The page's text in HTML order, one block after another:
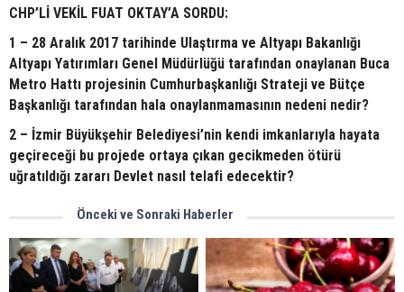
CHP’Lİ VEKİL FUAT OKTAY’A SORDU:
1 – 28 Aralık 2017 tarihinde Ulaştırma ve Altyapı Bakanlığı
Altyapı Yatırımları Genel Müdürlüğü tarafından onaylanan Buca
Metro Hattı projesinin Cumhurbaşkanlığı Strateji ve Bütçe
Başkanlığı tarafından hala onaylanmamasının nedeni nedir?
2 – İzmir Büyükşehir Belediyesi’nin kendi imkanlarıyla hayata
geçireceği bu projede ortaya çıkan gecikmeden ötürü
uğratıldığı zararı Devlet nasıl telafi edecektir?
Önceki ve Sonraki Haberler